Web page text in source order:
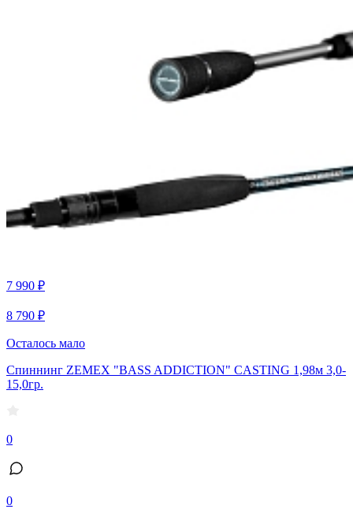
7 990 ₽
8 790 ₽
Осталось мало
Спиннинг ZEMEX "BASS ADDICTION" CASTING 1,98м 3,0-
15,0гр.
0
0